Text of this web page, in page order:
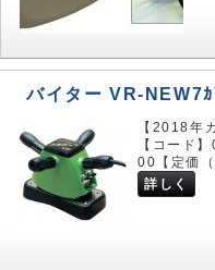
バイター VR-NEW7
【2018年
【コード
00【定価
詳しく